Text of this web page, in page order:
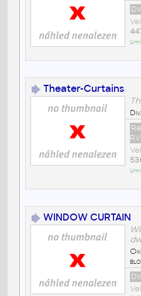
Theater-Curtains
WINDOW CURTAIN